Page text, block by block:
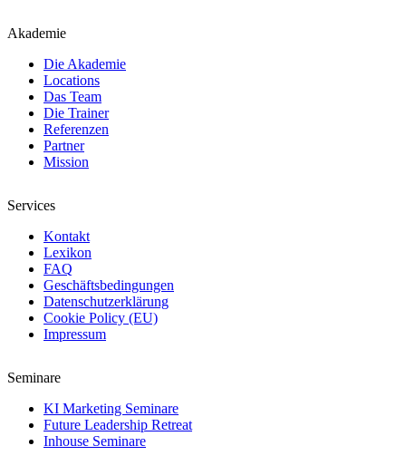
Akademie
Die Akademie
Locations
Das Team
Die Trainer
Referenzen
Partner
Mission
Services
Kontakt
Lexikon
FAQ
Geschäftsbedingungen
Datenschutzerklärung
Cookie Policy (EU)
Impressum
Seminare
KI Marketing Seminare
Future Leadership Retreat
Inhouse Seminare